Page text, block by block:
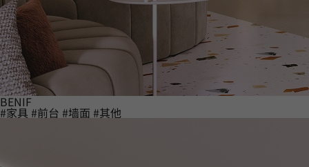
BENIF
#家具 #前台 #墙面 #其他